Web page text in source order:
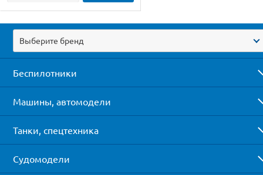
Выберите бренд
Беспилотники
Машины, автомодели
Танки, спецтехника
Судомодели